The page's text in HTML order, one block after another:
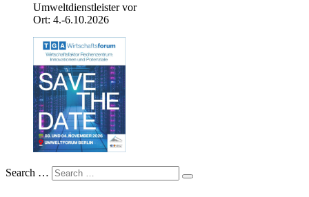
Umweltdienstleister vor
Ort: 4.-6.10.2026
Search …